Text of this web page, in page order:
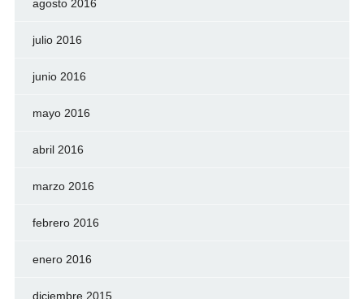
agosto 2016
julio 2016
junio 2016
mayo 2016
abril 2016
marzo 2016
febrero 2016
enero 2016
diciembre 2015